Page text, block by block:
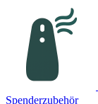
Spenderzubehör